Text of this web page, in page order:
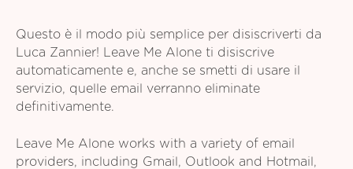
Questo è il modo più semplice per disiscriverti da
Luca Zannier! Leave Me Alone ti disiscrive
automaticamente e, anche se smetti di usare il
servizio, quelle email verranno eliminate
definitivamente.
Leave Me Alone works with a variety of email
providers, including Gmail, Outlook and Hotmail,